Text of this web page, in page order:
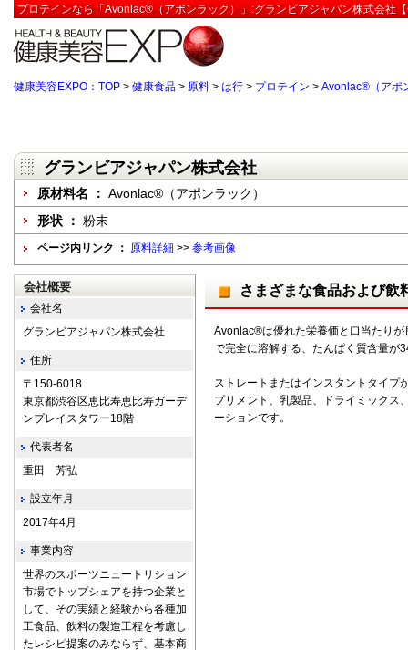
プロテインなら「Avonlac®（アポンラック）」:グランビアジャパン株式会社
健康美容EXPO：TOP > 健康食品 > 原料 > は行 > プロテイン > Avonlac®（アポ
グランビアジャパン株式会社
原材料名 ： Avonlac®（アポンラック）
形状 ： 粉末
ページ内リンク ： 原料詳細 >> 参考画像
さまざまな食品および飲
Avonlac®は優れた栄養価と口当たり
で完全に溶解する、たんぱく質含量が
ストレートまたはインスタントタイプ
プリメント、乳製品、ドライミックス
ーションです。
会社概要
会社名
グランビアジャパン株式会社
住所
〒150-6018
東京都渋谷区恵比寿恵比寿ガーデ
ンプレイスタワー18階
代表者名
重田 芳弘
設立年月
2017年4月
事業内容
世界のスポーツニュートリション
市場でトップシェアを持つ企業と
して、その実績と経験から各種加
工食品、飲料の製造工程を考慮し
たレシピ提案のみならず、基本商